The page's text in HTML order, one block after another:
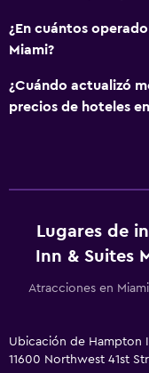
Estacionamiento y
Traslado aeropuerto
Estacionamiento
Ducha
¿En cuántos
Miami?
¿Cuándo actualizó
precios de hoteles
Lugares de
Inn & Suites
Atracciones en
Ubicación de Hampton
11600 Northwest 41st